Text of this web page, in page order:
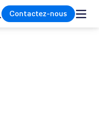
Contactez-nous